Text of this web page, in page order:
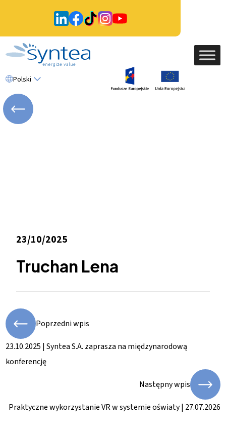
Polski
23/10/2025
Truchan Lena
Poprzedni wpis
23.10.2025 | Syntea S.A. zaprasza na międzynarodową
konferencję
Następny wpis
Praktyczne wykorzystanie VR w systemie oświaty | 27.07.2026